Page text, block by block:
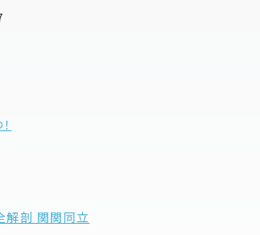
解剖 関関同立